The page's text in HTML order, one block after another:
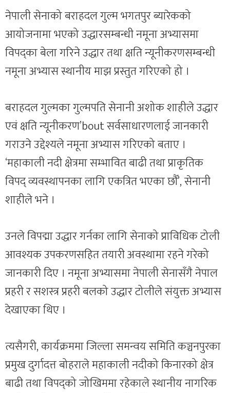
नेपाली सेनाको बराहदल गुल्म भगतपुर ब्यारेकको
आयोजनामा भएको उद्धारसम्बन्धी नमूना अभ्यासमा
विपद्का बेला गरिने उद्धार तथा क्षति न्यूनीकरणसम्बन्धी
नमूना अभ्यास स्थानीय माझ प्रस्तुत गरिएको हो ।
बराहदल गुल्मका गुल्मपति सेनानी अशोक शाहीले उद्धार
एवं क्षति न्यूनीकरण’bout सर्वसाधारणलाई जानकारी
गराउने उद्देश्यले नमूना अभ्यास गरिएको बताए ।
‘महाकाली नदी क्षेत्रमा सम्भावित बाढी तथा प्राकृतिक
विपद् व्यवस्थापनका लागि एकत्रित भएका छौँ’, सेनानी
शाहीले भने ।
उनले विपद्मा उद्धार गर्नका लागि सेनाको प्राविधिक टोली
आवश्यक उपकरणसहित तयारी अवस्थामा रहने गरेको
जानकारी दिए । नमूना अभ्यासमा नेपाली सेनासँगै नेपाल
प्रहरी र सशस्त्र प्रहरी बलको उद्धार टोलीले संयुक्त अभ्यास
देखाएका थिए ।
त्यसैगरी, कार्यक्रममा जिल्ला समन्वय समिति कञ्चनपुरका
प्रमुख दुर्गादत्त बोहराले महाकाली नदीको किनारको क्षेत्र
बाढी तथा विपद्को जोखिममा रहेकाले स्थानीय नागरिक